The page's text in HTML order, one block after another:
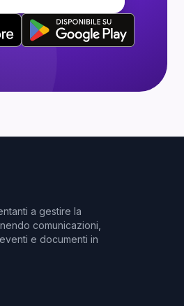
a gestire la
comunicazioni,
e documenti in